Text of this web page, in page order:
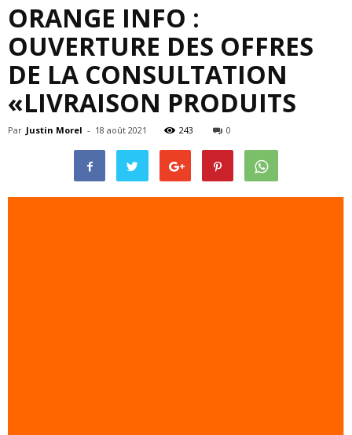
ORANGE INFO :
OUVERTURE DES OFFRES
DE LA CONSULTATION
«LIVRAISON PRODUITS
Par Justin Morel - 18 août 2021 243 0